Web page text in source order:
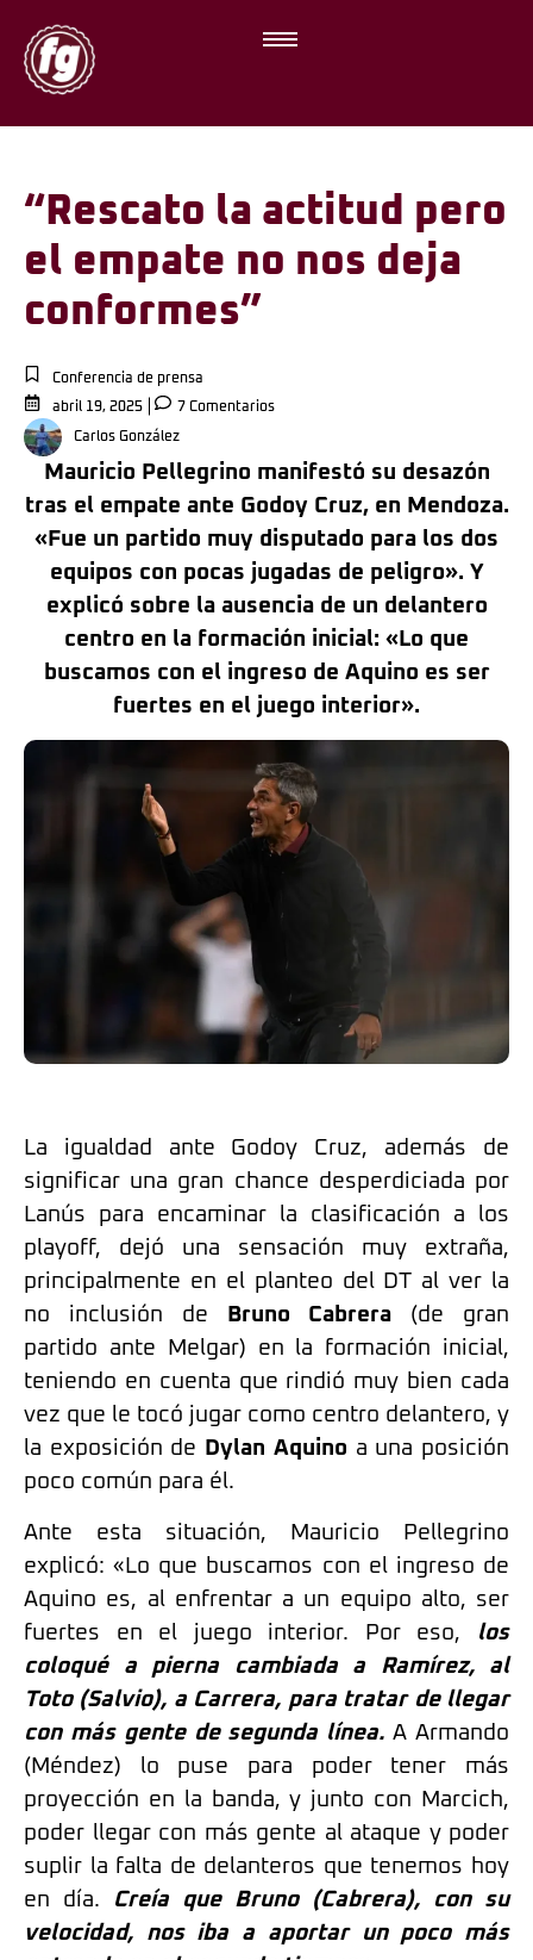
“Rescato la actitud pero
el empate no nos deja
conformes”
Conferencia de prensa
abril 19, 2025
7 Comentarios
Carlos González
Mauricio Pellegrino manifestó su desazón
tras el empate ante Godoy Cruz, en Mendoza.
«Fue un partido muy disputado para los dos
equipos con pocas jugadas de peligro». Y
explicó sobre la ausencia de un delantero
centro en la formación inicial: «Lo que
buscamos con el ingreso de Aquino es ser
fuertes en el juego interior».
La igualdad ante Godoy Cruz, además de
significar una gran chance desperdiciada por
Lanús para encaminar la clasificación a los
playoff, dejó una sensación muy extraña,
principalmente en el planteo del DT al ver la
no inclusión de
Bruno Cabrera (de gran
partido ante Melgar) en la formación inicial,
teniendo en cuenta que rindió muy bien cada
vez que le tocó jugar como centro delantero, y
la exposición de
Dylan Aquino a una posición
poco común para él.
Ante esta situación, Mauricio Pellegrino
explicó: «Lo que buscamos con el ingreso de
Aquino es, al enfrentar a un equipo alto, ser
fuertes en el juego interior. Por eso, los
coloqué a pierna cambiada a Ramírez, al
Toto (Salvio), a Carrera, para tratar de llegar
con más gente de segunda línea. A Armando
(Méndez) lo puse para poder tener más
proyección en la banda, y junto con Marcich,
poder llegar con más gente al ataque y poder
suplir la falta de delanteros que tenemos hoy
en día.
Creía que Bruno (Cabrera), con su
velocidad, nos iba a aportar un poco más